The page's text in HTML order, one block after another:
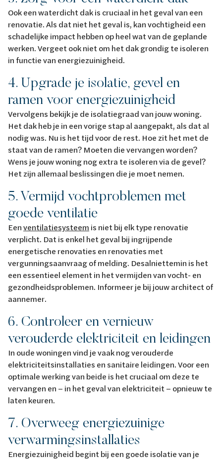
Ook een waterdicht dak is cruciaal in het geval van een
renovatie. Als dat niet het geval is, kan vochtigheid een
schadelijke impact hebben op heel wat van de geplande
werken. Vergeet ook niet om het dak grondig te isoleren
in functie van energiezuinigheid.
4. Upgrade je isolatie, gevel en
ramen voor energiezuinigheid
Vervolgens bekijk je de isolatiegraad van jouw woning.
Het dak heb je in een vorige stap al aangepakt, als dat al
nodig was. Nu is het tijd voor de rest. Hoe zit het met de
staat van de ramen? Moeten die vervangen worden?
Wens je jouw woning nog extra te isoleren via de gevel?
Het zijn allemaal beslissingen die je moet nemen.
5. Vermijd vochtproblemen met
goede ventilatie
Eenventilatiesysteem is niet bij elk type renovatie
verplicht. Dat is enkel het geval bij ingrijpende
energetische renovaties en renovaties met
vergunningsaanvraag of melding. Desalniettemin is het
een essentieel element in het vermijden van vocht- en
gezondheidsproblemen. Informeer je bij jouw architect of
aannemer.
6. Controleer en vernieuw
verouderde elektriciteit en leidingen
In oude woningen vind je vaak nog verouderde
elektriciteitsinstallaties en sanitaire leidingen. Voor een
optimale werking van beide is het cruciaal om deze te
vervangen en – in het geval van elektriciteit – opnieuw te
laten keuren.
7. Overweeg energiezuinige
verwarmingsinstallaties
Energiezuinigheid begint bij een goede isolatie van je